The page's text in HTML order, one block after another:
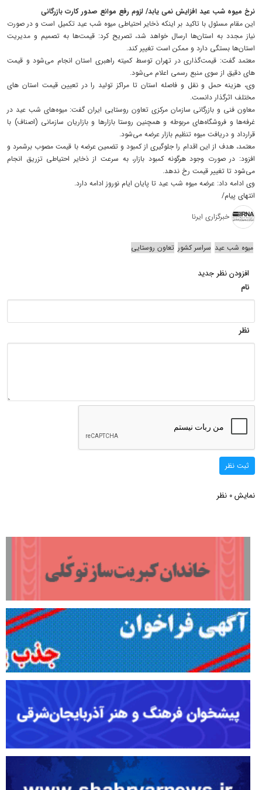
نرخ میوه شب عید افزایش نمی یابد/ لزوم رفع موانع صدور کارت بازرگانی
این مقام مسئول با تاکید بر اینکه ذخایر احتیاطی میوه شب عید تکمیل است و در صورت
نیاز مجدد به استان‌ها ارسال خواهد شد، تصریح کرد: قیمت‌ها به تصمیم و مدیریت
استان‌ها بستگی دارد و ممکن است تغییر کند.
معتمد گفت: قیمت‌گذاری در تهران توسط کمیته راهبری استان انجام می‌شود و قیمت‌
های دقیق از سوی منبع رسمی اعلام می‌شود.
وی، هزینه حمل و نقل و فاصله استان تا مراکز تولید را در تعیین قیمت استان های
مختلف اثرگذار دانست.
معاون فنی و بازرگانی سازمان مرکزی تعاون روستایی ایران گفت: میوه‌های شب عید در
غرفه‌ها و فروشگاه‌های مربوطه و همچنین روستا بازارها و بازاریان سازمانی (اصناف) با
قرارداد و دریافت میوه تنظیم بازار عرضه می‌شود.
معتمد، هدف از این اقدام را جلوگیری از کمبود و تضمین عرضه با قیمت مصوب برشمرد و
افزود: در صورت وجود هرگونه کمبود بازار، به سرعت از ذخایر احتیاطی تزریق انجام
می‌شود تا تغییر قیمت رخ ندهد.
وی ادامه داد: عرضه میوه شب عید تا پایان ایام نوروز ادامه دارد.
انتهای پیام/
خبرگزاری ایرنا
میوه شب عید سراسر کشور تعاون روستایی
افزودن نظر جدید
نام
نظر
ثبت نظر
نمایش 0 نظر